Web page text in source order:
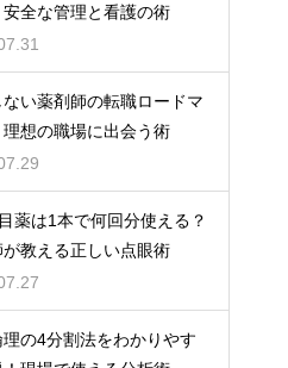
全な管理と看護の術
ない薬剤師の転職ロードマ
理想の職場に出会う術
薬は1本で何回分使える？
教える正しい点眼術
の4分割法をわかりやす